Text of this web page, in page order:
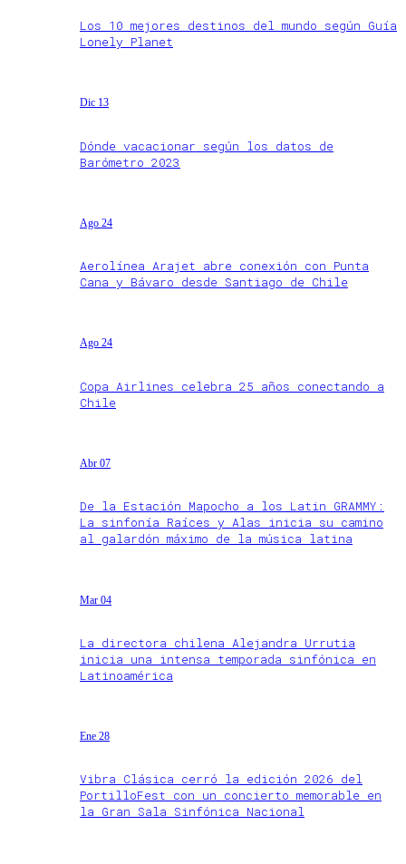
Los 10 mejores destinos del mundo según Guía
Lonely Planet
Dic 13
Dónde vacacionar según los datos de
Barómetro 2023
Ago 24
Aerolínea Arajet abre conexión con Punta
Cana y Bávaro desde Santiago de Chile
Ago 24
Copa Airlines celebra 25 años conectando a
Chile
Abr 07
De la Estación Mapocho a los Latin GRAMMY:
La sinfonía Raíces y Alas inicia su camino
al galardón máximo de la música latina
Mar 04
La directora chilena Alejandra Urrutia
inicia una intensa temporada sinfónica en
Latinoamérica
Ene 28
Vibra Clásica cerró la edición 2026 del
PortilloFest con un concierto memorable en
la Gran Sala Sinfónica Nacional